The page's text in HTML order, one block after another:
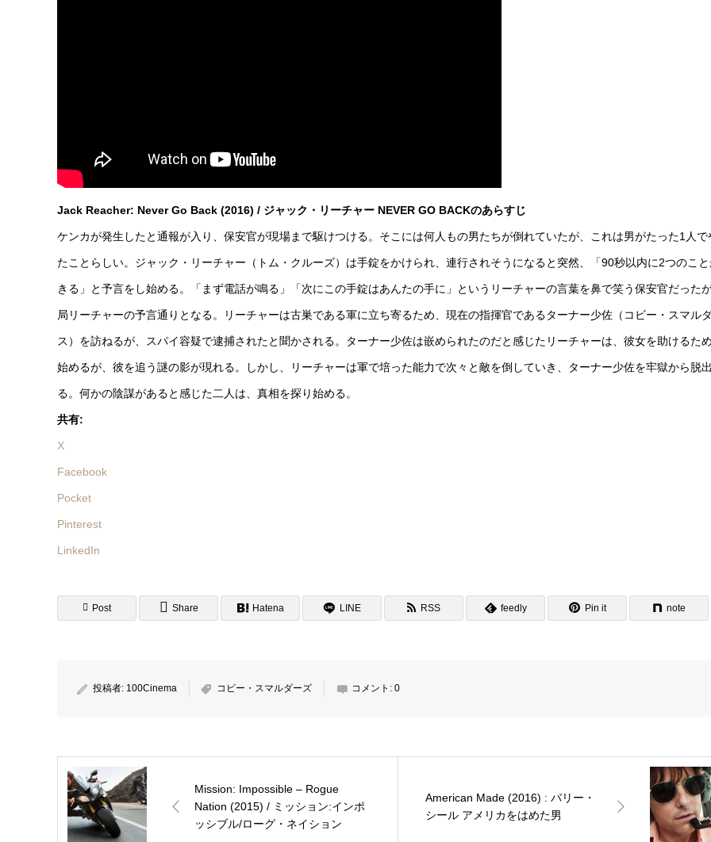
Jack Reacher: Never Go Back (2016) / ジャック・リーチャー NEVER GO BACKのあらすじ
ケンカが発生したと通報が入り、保安官が現場まで駆けつける。そこには何人もの男たちが倒れていたが、これは男がたった1人で
たことらしい。ジャック・リーチャー（トム・クルーズ）は手錠をかけられ、連行されそうになると突然、「90秒以内に2つのこ
きる」と予言をし始める。「まず電話が鳴る」「次にこの手錠はあんたの手に」というリーチャーの言葉を鼻で笑う保安官だった
局リーチャーの予言通りとなる。リーチャーは古巣である軍に立ち寄るため、現在の指揮官であるターナー少佐（コビー・スマル
ス）を訪ねるが、スパイ容疑で逮捕されたと聞かされる。ターナー少佐は嵌められたのだと感じたリーチャーは、彼女を助けるた
始めるが、彼を追う謎の影が現れる。しかし、リーチャーは軍で培った能力で次々と敵を倒していき、ターナー少佐を牢獄から脱
る。何かの陰謀があると感じた二人は、真相を探り始める。
共有:
X
Facebook
Pocket
Pinterest
LinkedIn
Post Share Hatena LINE RSS feedly Pin it note
投稿者: 100Cinema コビー・スマルダーズ コメント: 0
Mission: Impossible – Rogue
Nation (2015) / ミッション:インポ
ッシブル/ローグ・ネイション
American Made (2016) : バリー・
シール アメリカをはめた男